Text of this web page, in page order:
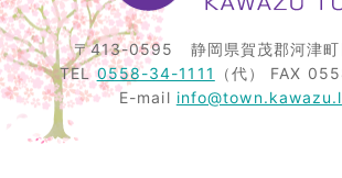
〒413-0595 静岡県賀茂郡河津
TEL0558-34-1111 （代） FAX
E-mail